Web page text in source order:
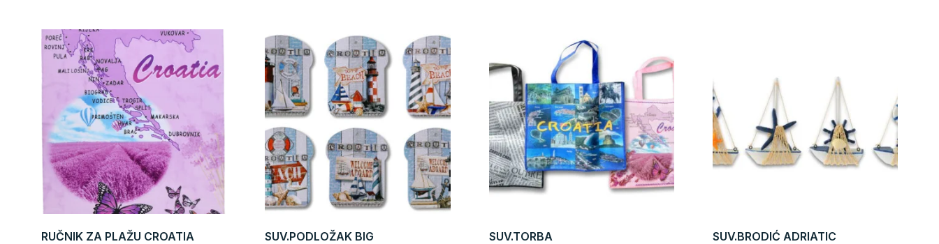
RUČNIK ZA PLAŽU CROATIA
SUV.PODLOŽAK BIG
SUV.TORBA
SUV.BRODIĆ ADRIATIC